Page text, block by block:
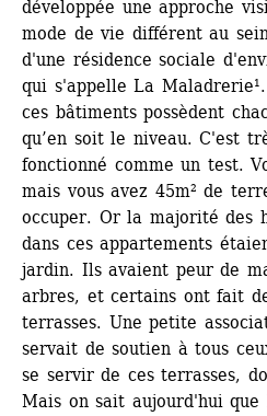
développée une approche
mode de vie différent au
d'une résidence sociale
qui s'appelle La
ces bâtiments possèdent
qu’en soit le niveau. C'est
fonctionné comme un test.
mais vous avez 45m² de
occuper. Or la majorité des
dans ces appartements
jardin. Ils avaient peur de
arbres, et certains ont fait
terrasses. Une petite
servait de soutien à tous
se servir de ces terrasses,
Mais on sait aujourd'hui